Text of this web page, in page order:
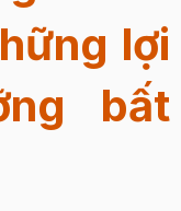
lợi
bất